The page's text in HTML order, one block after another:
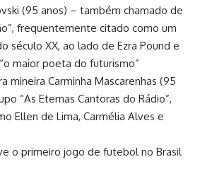
(95 anos) – também chamado de
frequentemente citado como um
século XX, ao lado de Ezra Pound e
maior poeta do futurismo”
mineira Carminha Mascarenhas (95
“As Eternas Cantoras do Rádio”,
Ellen de Lima, Carmélia Alves e
o primeiro jogo de futebol no Brasil